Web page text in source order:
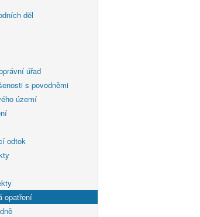
děl
úřad
s povodněmi
území
odtok
opatření